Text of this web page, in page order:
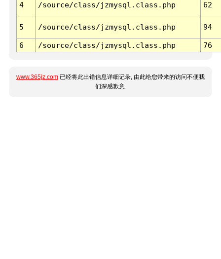
4 /source/class/jzmysql.class.php 62
5 /source/class/jzmysql.class.php 94
6 /source/class/jzmysql.class.php 76
www.365jz.com 已经将此出错信息详细记录, 由此给您带来的访问不便我
们深感歉意.